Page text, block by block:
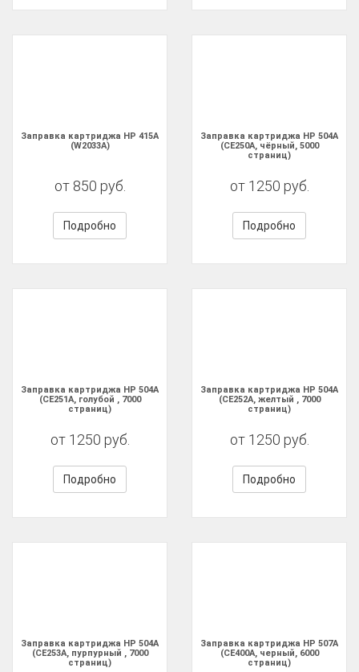
Заправка картриджа HP 415A
(W2033A)
от 850 руб.
Подробно
Заправка картриджа HP 504A
(CE250A, чёрный, 5000
страниц)
от 1250 руб.
Подробно
Заправка картриджа HP 504A
(CE251A, голубой , 7000
страниц)
от 1250 руб.
Подробно
Заправка картриджа HP 504A
(CE252A, желтый , 7000
страниц)
от 1250 руб.
Подробно
Заправка картриджа HP 504A
(CE253A, пурпурный , 7000
страниц)
Заправка картриджа HP 507A
(CE400A, черный, 6000
страниц)